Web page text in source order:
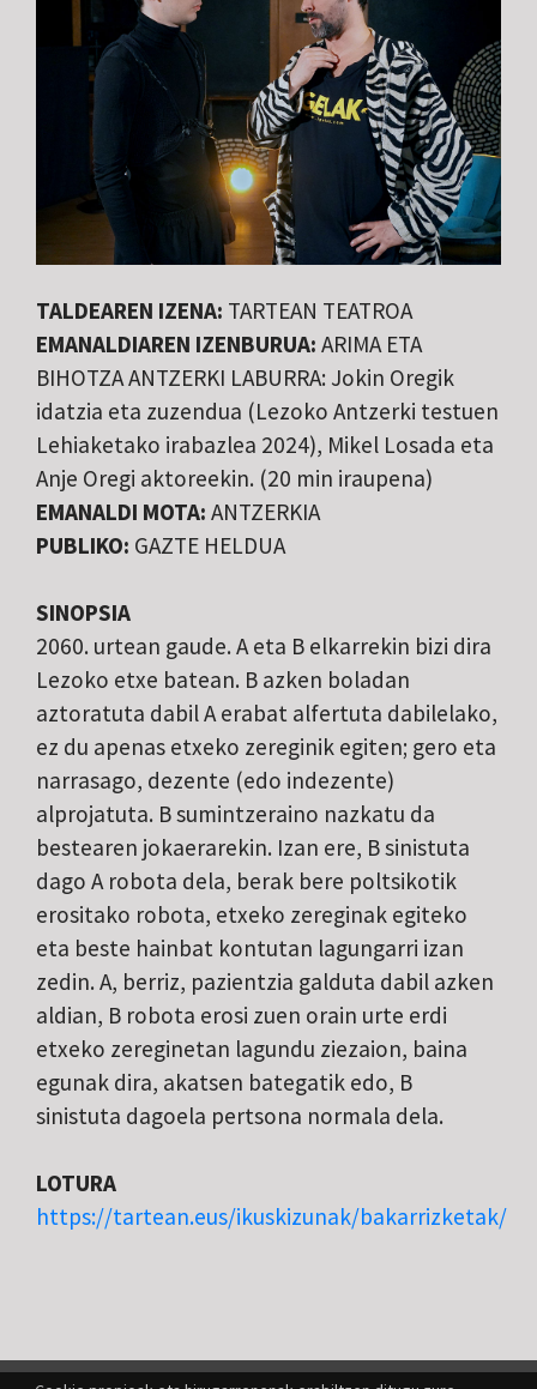
TALDEAREN IZENA: TARTEAN TEATROA
EMANALDIAREN IZENBURUA: ARIMA ETA
BIHOTZA ANTZERKI LABURRA: Jokin Oregik
idatzia eta zuzendua (Lezoko Antzerki testuen
Lehiaketako irabazlea 2024), Mikel Losada eta
Anje Oregi aktoreekin. (20 min iraupena)
EMANALDI MOTA: ANTZERKIA
PUBLIKO: GAZTE HELDUA
SINOPSIA
2060. urtean gaude. A eta B elkarrekin bizi dira
Lezoko etxe batean. B azken boladan
aztoratuta dabil A erabat alfertuta dabilelako,
ez du apenas etxeko zereginik egiten; gero eta
narrasago, dezente (edo indezente)
alprojatuta. B sumintzeraino nazkatu da
bestearen jokaerarekin. Izan ere, B sinistuta
dago A robota dela, berak bere poltsikotik
erositako robota, etxeko zereginak egiteko
eta beste hainbat kontutan lagungarri izan
zedin. A, berriz, pazientzia galduta dabil azken
aldian, B robota erosi zuen orain urte erdi
etxeko zereginetan lagundu ziezaion, baina
egunak dira, akatsen bategatik edo, B
sinistuta dagoela pertsona normala dela.
LOTURA
https://tartean.eus/ikuskizunak/bakarrizketak/